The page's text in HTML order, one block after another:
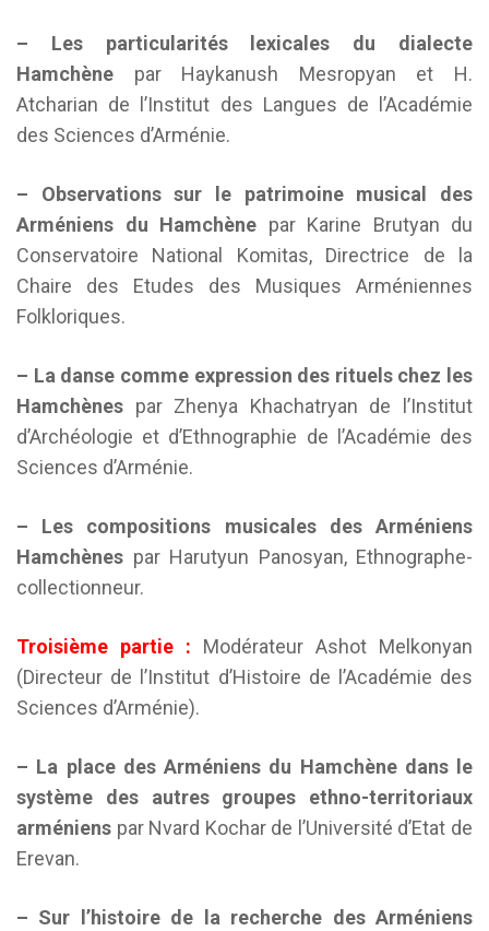
– Les particularités lexicales du dialecte
Hamchène par Haykanush Mesropyan et H.
Atcharian de l’Institut des Langues de l’Académie
des Sciences d’Arménie.
– Observations sur le patrimoine musical des
Arméniens du Hamchène par Karine Brutyan du
Conservatoire National Komitas, Directrice de la
Chaire des Etudes des Musiques Arméniennes
Folkloriques.
– La danse comme expression des rituels chez les
Hamchènes par Zhenya Khachatryan de l’Institut
d’Archéologie et d’Ethnographie de l’Académie des
Sciences d’Arménie.
– Les compositions musicales des Arméniens
Hamchènes par Harutyun Panosyan, Ethnographe-
collectionneur.
Troisième partie : Modérateur Ashot Melkonyan
(Directeur de l’Institut d’Histoire de l’Académie des
Sciences d’Arménie).
– La place des Arméniens du Hamchène dans le
système des autres groupes ethno-territoriaux
arméniens par Nvard Kochar de l’Université d’Etat de
Erevan.
– Sur l’histoire de la recherche des Arméniens